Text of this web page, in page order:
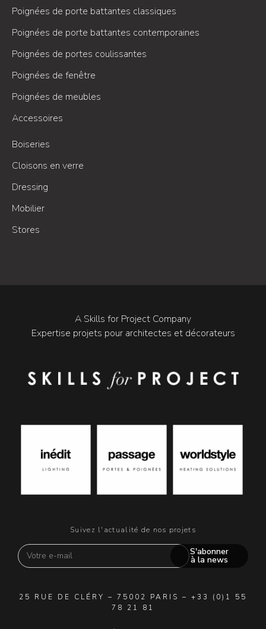
Poignées de porte battantes classiques
Poignées de porte battantes contemporaines
Poignées de portes coulissantes
Poignées de fenêtre
Poignées de meubles
Accessoires
Boiseries
Cloisons en verre
Dressing
Mobilier
Stores
A Skills for Project Company
Expertise projets pour architectes et décorateurs
Suivez l'actualité de nos projets
S'abonner
à la news
25 RUE DE CLÉRY – 75002 PARIS – +33 (0)1 55
78 21 81